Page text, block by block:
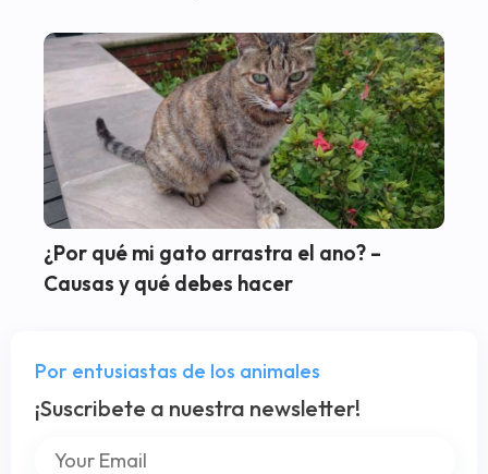
¿Por qué mi gato arrastra el ano? –
Causas y qué debes hacer
Por entusiastas de los animales
¡Suscribete a nuestra newsletter!